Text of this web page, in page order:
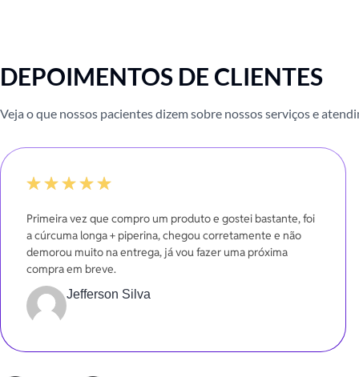
DEPOIMENTOS DE CLIENTES
Veja o que nossos pacientes dizem sobre nossos serviços e
Primeira vez que compro um produto e gostei bastante, foi
a cúrcuma longa + piperina, chegou corretamente e não
demorou muito na entrega, já vou fazer uma próxima
compra em breve.
Jefferson Silva